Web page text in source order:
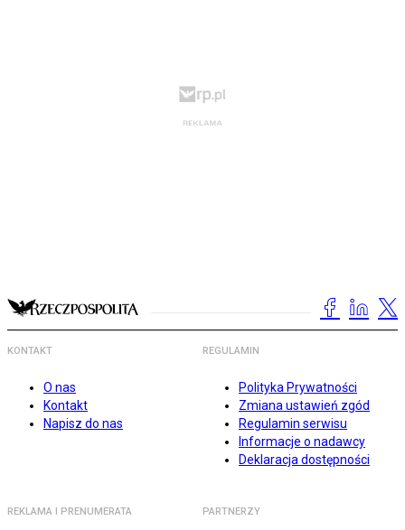
KONTAKT
O nas
Kontakt
Napisz do nas
REGULAMIN
Polityka Prywatności
Zmiana ustawień zgód
Regulamin serwisu
Informacje o nadawcy
Deklaracja dostępności
REKLAMA I PRENUMERATA PARTNERZY